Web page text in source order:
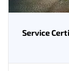
Service